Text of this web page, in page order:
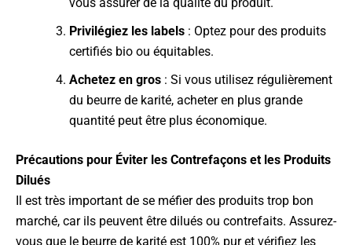
Privilégiez les labels : Optez pour des produits
certifiés bio ou équitables.
Achetez en gros : Si vous utilisez régulièrement
du beurre de karité, acheter en plus grande
quantité peut être plus économique.
Précautions pour Éviter les Contrefaçons et les Produits
Dilués
Il est très important de se méfier des produits trop bon
marché, car ils peuvent être dilués ou contrefaits. Assurez-
vous que le beurre de karité est 100% pur et vérifiez les